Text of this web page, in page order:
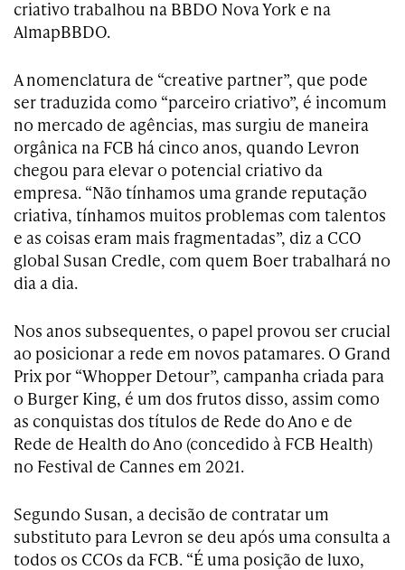
criativo trabalhou na BBDO Nova York e na
AlmapBBDO.
A nomenclatura de “creative partner”, que pode
ser traduzida como “parceiro criativo”, é incomum
no mercado de agências, mas surgiu de maneira
orgânica na FCB há cinco anos, quando Levron
chegou para elevar o potencial criativo da
empresa. “Não tínhamos uma grande reputação
criativa, tínhamos muitos problemas com talentos
e as coisas eram mais fragmentadas”, diz a CCO
global Susan Credle, com quem Boer trabalhará no
dia a dia.
Nos anos subsequentes, o papel provou ser crucial
ao posicionar a rede em novos patamares. O Grand
Prix por “Whopper Detour”, campanha criada para
o Burger King, é um dos frutos disso, assim como
as conquistas dos títulos de Rede do Ano e de
Rede de Health do Ano (concedido à FCB Health)
no Festival de Cannes em 2021.
Segundo Susan, a decisão de contratar um
substituto para Levron se deu após uma consulta a
todos os CCOs da FCB. “É uma posição de luxo,